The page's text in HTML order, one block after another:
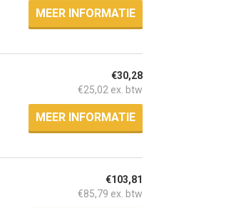
MEER INFORMATIE
€30,28
€25,02 ex. btw
MEER INFORMATIE
€103,81
€85,79 ex. btw